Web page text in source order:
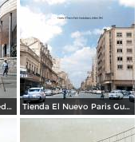
Tipos Mexicanos Vendedor de cocos junto a La terminal camionera Guadalajara, Jalisco 1961 Tienda El Nuevo Paris Guadalajara, Jalisco 1961